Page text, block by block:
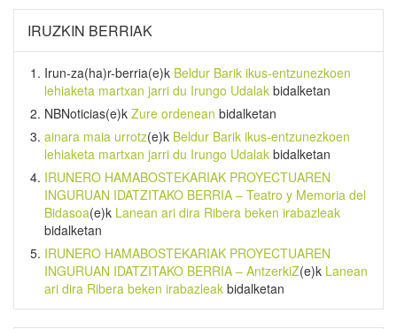
IRUZKIN BERRIAK
Irun-za(ha)r-berria(e)k Beldur Barik ikus-entzunezkoen
lehiaketa martxan jarri du Irungo Udalak bidalketan
NBNoticias(e)k Zure ordenean bidalketan
ainara maia urrotz(e)k Beldur Barik ikus-entzunezkoen
lehiaketa martxan jarri du Irungo Udalak bidalketan
IRUNERO HAMABOSTEKARIAK PROYECTUAREN
INGURUAN IDATZITAKO BERRIA – Teatro y Memoria del
Bidasoa(e)k Lanean ari dira Ribera beken irabazleak
bidalketan
IRUNERO HAMABOSTEKARIAK PROYECTUAREN
INGURUAN IDATZITAKO BERRIA – AntzerkiZ(e)k Lanean
ari dira Ribera beken irabazleak bidalketan